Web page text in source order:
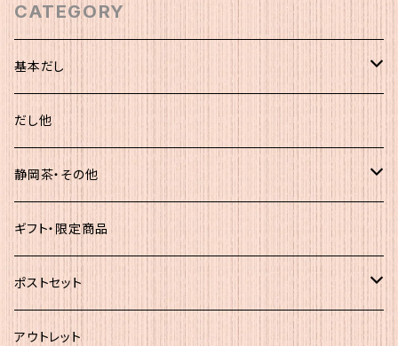
CATEGORY
基本だし
化粧袋（5ｇ×12）
簡易（5ｇ×30）
大袋
だし他
静岡茶・その他
静岡茶
その他
ギフト・限定商品
ポストセット
★初回お試し!!
アウトレット